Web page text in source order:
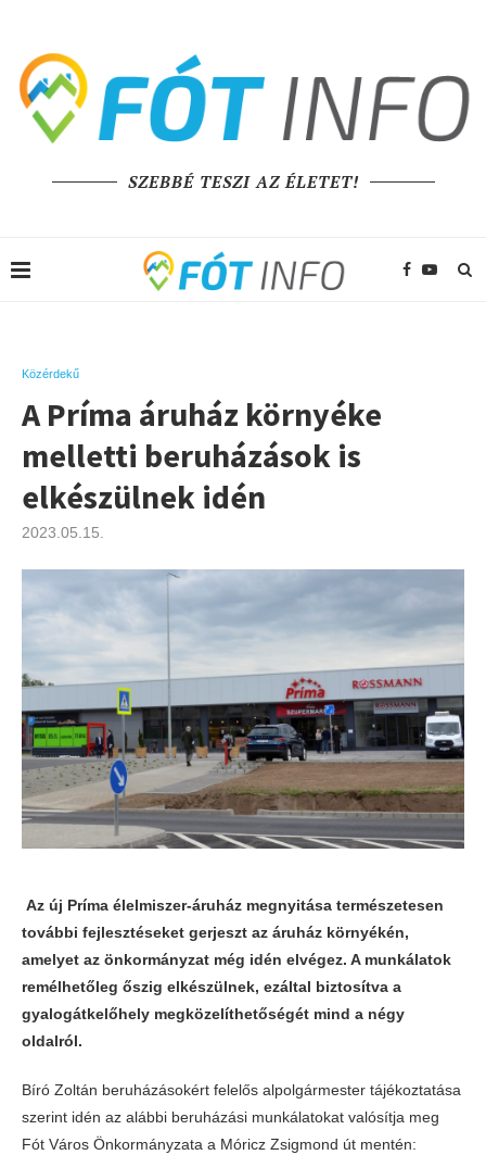
SZEBBÉ TESZI AZ ÉLETET!
Közérdekű
A Príma áruház környéke
melletti beruházások is
elkészülnek idén
2023.05.15.
Az új Príma élelmiszer-áruház megnyitása természetesen
további fejlesztéseket gerjeszt az áruház környékén,
amelyet az önkormányzat még idén elvégez. A munkálatok
remélhetőleg őszig elkészülnek, ezáltal biztosítva a
gyalogátkelőhely megközelíthetőségét mind a négy
oldalról.
Bíró Zoltán beruházásokért felelős alpolgármester tájékoztatása
szerint idén az alábbi beruházási munkálatokat valósítja meg
Fót Város Önkormányzata a Móricz Zsigmond út mentén: